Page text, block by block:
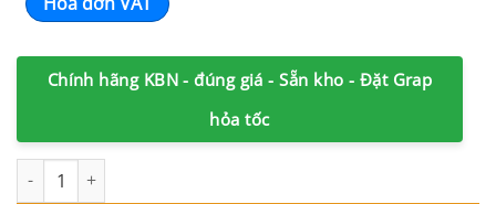
Chính hãng KBN - đúng giá - Sẵn kho - Đặt Grap
hỏa tốc
Ốp bảo vệ chân kệ 90mm chống va đập số lượng